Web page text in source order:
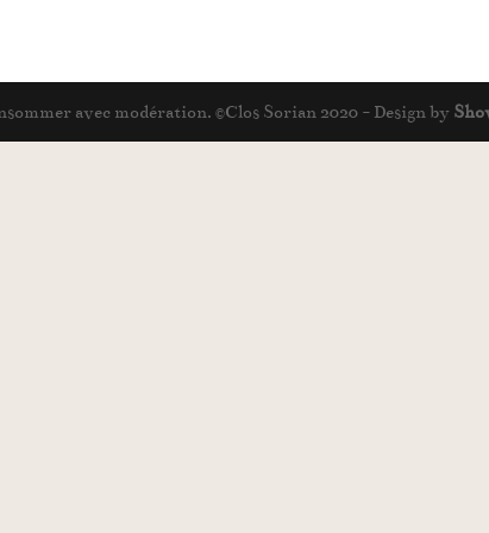
avec modération. ©Clos Sorian 2020 - Design by